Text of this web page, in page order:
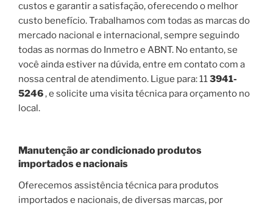
custos e garantir a satisfação, oferecendo o melhor
custo benefício. Trabalhamos com todas as marcas do
mercado nacional e internacional, sempre seguindo
todas as normas do Inmetro e ABNT. No entanto, se
você ainda estiver na dúvida, entre em contato com a
nossa central de atendimento. Ligue para: 113941-
5246, e solicite uma visita técnica para orçamento no
local.
Manutenção ar condicionado produtos
importados e nacionais
Oferecemos assistência técnica para produtos
importados e nacionais, de diversas marcas, por